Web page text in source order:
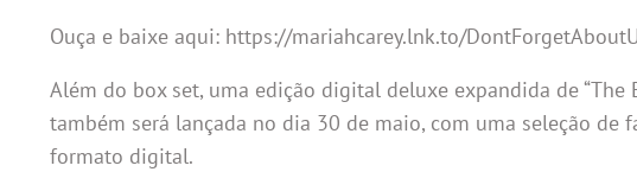
Ouça e baixe aqui: https://mariahcarey.lnk.to/
Além do box set, uma edição digital deluxe expandida de
também será lançada no dia 30 de maio, com uma seleção
formato digital.